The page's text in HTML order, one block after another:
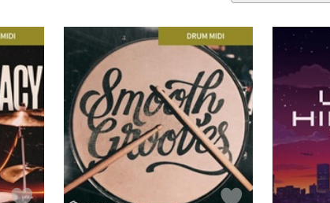
管楽器 その他楽器
DTM オンラ
イン納品
レコーディン
グ機器